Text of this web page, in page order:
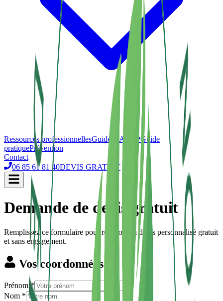
Ressources professionnellesGuide HACCPGuide
pratiquePrévention
Contact
06 85 61 81 40DEVIS GRATUIT
Demande de devis gratuit
Remplissez ce formulaire pour recevoir un devis personnalisé gratuit
et sans engagement.
Vos coordonnées
Prénom *
Nom *